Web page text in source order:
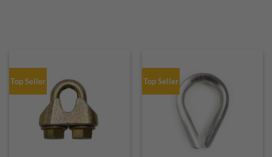
Top Seller Top Seller